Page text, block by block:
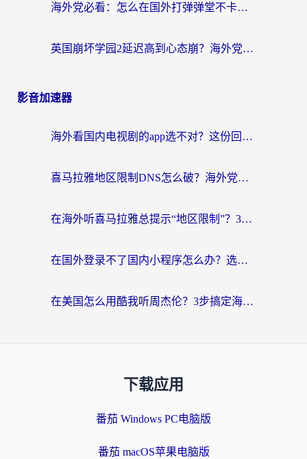
海外党必看：怎么在国外打弹弹堂不卡？番茄加速器亲测指南
英国崩坏学园2延迟高到心态崩？海外党国服游戏加速终极指南
影音加速器
海外看国内电视剧的app选不对？这份回国加速器避坑指南帮你流畅追剧
喜马拉雅地区限制DNS怎么破？海外党听国内音乐听书的终极解决方案
在海外听喜马拉雅总提示“地区限制”？3步轻松解除+听国内音乐全攻略
在国外登录不了国内小程序怎么办？选对回国加速器，轻松解锁国内资源
在美国怎么用酷我听周杰伦？3步搞定海外听歌难题
下载应用
番茄 Windows PC电脑版
番茄 macOS苹果电脑版